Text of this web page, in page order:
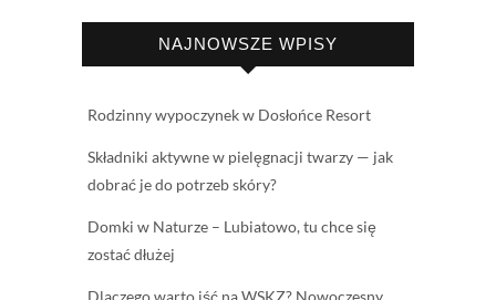
NAJNOWSZE WPISY
Rodzinny wypoczynek w Dosłońce Resort
Składniki aktywne w pielęgnacji twarzy — jak
dobrać je do potrzeb skóry?
Domki w Naturze – Lubiatowo, tu chce się
zostać dłużej
Dlaczego warto iść na WSKZ? Nowoczesny